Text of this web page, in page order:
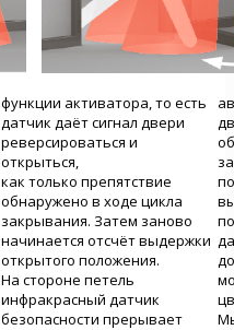
функции активатора, то есть
датчик даёт сигнал двери
реверсироваться и
открыться,
как только препятствие
обнаружено в ходе цикла
закрывания. Затем заново
начинается отсчёт выдержки
открытого положения.
На стороне петель
инфракрасный датчик
безопасности прерывает